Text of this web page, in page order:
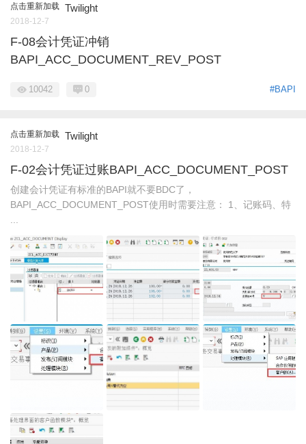
点击重新加载 Twilight
2018-12-7
F-08会计凭证冲销
BAPI_ACC_DOCUMENT_REV_POST
#BAPI
10042 0
点击重新加载 Twilight
2018-12-7
F-02会计凭证过账BAPI_ACC_DOCUMENT_POST
创建会计凭证有标准的BAPI就不要BDC了，
BAPI_ACC_DOCUMENT_POST使用时需要注意： 1、记账码、特